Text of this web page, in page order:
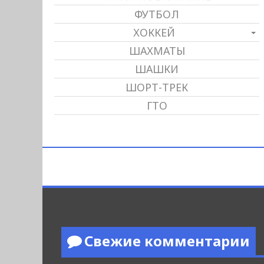
ФУТБОЛ
ХОККЕЙ
ШАХМАТЫ
ШАШКИ
ШОРТ-ТРЕК
ГТО
Свежие комментарии